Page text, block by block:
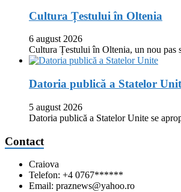
Cultura Țestului în Oltenia
6 august 2026
Cultura Țestului în Oltenia, un nou pas
Datoria publică a Statelor
5 august 2026
Datoria publică a Statelor Unite se
Contact
Craiova
Telefon: +4 0767******
Email: praznews@yahoo.ro